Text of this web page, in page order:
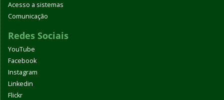
Acesso a sistemas
Comunicação
Redes Sociais
YouTube
Facebook
Instagram
Linkedin
Flickr